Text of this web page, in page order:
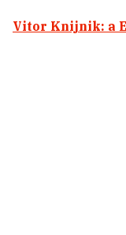
Vitor Knijnik: a